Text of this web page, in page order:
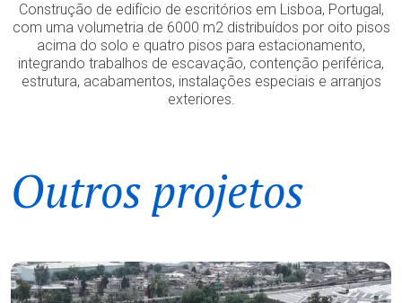
Construção de edifício de escritórios em Lisboa, Portugal,
com uma volumetria de 6000 m2 distribuídos por oito pisos
acima do solo e quatro pisos para estacionamento,
integrando trabalhos de escavação, contenção periférica,
estrutura, acabamentos, instalações especiais e arranjos
exteriores.
Outros projetos